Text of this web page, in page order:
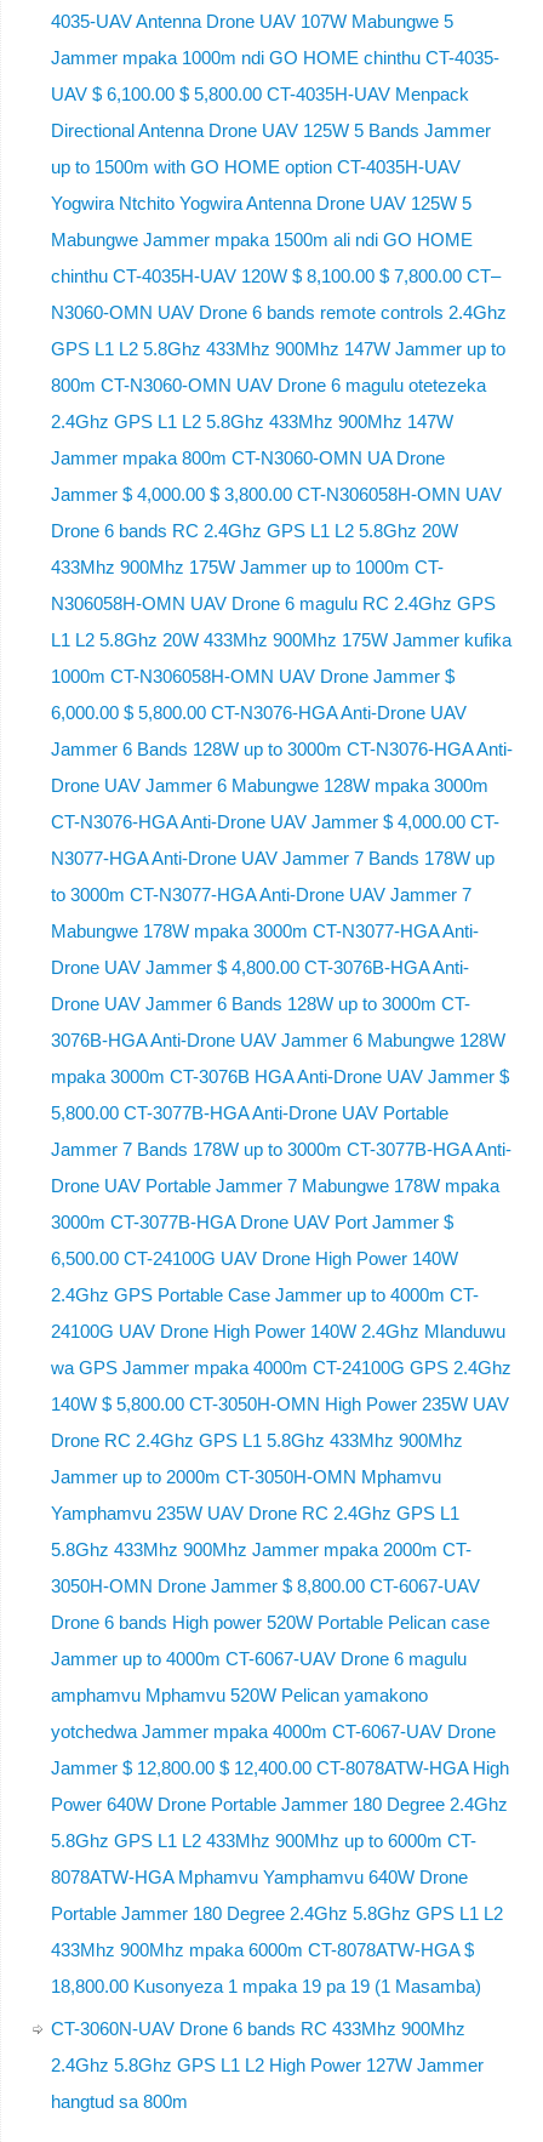
4035-UAV Antenna Drone UAV 107W Mabungwe 5
Jammer mpaka 1000m ndi GO HOME chinthu CT-4035-
UAV $ 6,100.00 $ 5,800.00 CT-4035H-UAV Menpack
Directional Antenna Drone UAV 125W 5 Bands Jammer
up to 1500m with GO HOME option CT-4035H-UAV
Yogwira Ntchito Yogwira Antenna Drone UAV 125W 5
Mabungwe Jammer mpaka 1500m ali ndi GO HOME
chinthu CT-4035H-UAV 120W $ 8,100.00 $ 7,800.00 CT–
N3060-OMN UAV Drone 6 bands remote controls 2.4Ghz
GPS L1 L2 5.8Ghz 433Mhz 900Mhz 147W Jammer up to
800m CT-N3060-OMN UAV Drone 6 magulu otetezeka
2.4Ghz GPS L1 L2 5.8Ghz 433Mhz 900Mhz 147W
Jammer mpaka 800m CT-N3060-OMN UA Drone
Jammer $ 4,000.00 $ 3,800.00 CT-N306058H-OMN UAV
Drone 6 bands RC 2.4Ghz GPS L1 L2 5.8Ghz 20W
433Mhz 900Mhz 175W Jammer up to 1000m CT-
N306058H-OMN UAV Drone 6 magulu RC 2.4Ghz GPS
L1 L2 5.8Ghz 20W 433Mhz 900Mhz 175W Jammer kufika
1000m CT-N306058H-OMN UAV Drone Jammer $
6,000.00 $ 5,800.00 CT-N3076-HGA Anti-Drone UAV
Jammer 6 Bands 128W up to 3000m CT-N3076-HGA ​​Anti-
Drone UAV Jammer 6 Mabungwe 128W mpaka 3000m
CT-N3076-HGA ​​Anti-Drone UAV Jammer $ 4,000.00 CT-
N3077-HGA Anti-Drone UAV Jammer 7 Bands 178W up
to 3000m CT-N3077-HGA Anti-Drone UAV Jammer 7
Mabungwe 178W mpaka 3000m CT-N3077-HGA Anti-
Drone UAV Jammer $ 4,800.00 CT-3076B-HGA Anti-
Drone UAV Jammer 6 Bands 128W up to 3000m CT-
3076B-HGA Anti-Drone UAV Jammer 6 Mabungwe 128W
mpaka 3000m CT-3076B HGA Anti-Drone UAV Jammer $
5,800.00 CT-3077B-HGA Anti-Drone UAV Portable
Jammer 7 Bands 178W up to 3000m CT-3077B-HGA Anti-
Drone UAV Portable Jammer 7 Mabungwe 178W mpaka
3000m CT-3077B-HGA Drone UAV Port Jammer $
6,500.00 CT-24100G UAV Drone High Power 140W
2.4Ghz GPS Portable Case Jammer up to 4000m CT-
24100G UAV Drone High Power 140W 2.4Ghz Mlanduwu
wa GPS Jammer mpaka 4000m CT-24100G GPS 2.4Ghz
140W $ 5,800.00 CT-3050H-OMN High Power 235W UAV
Drone RC 2.4Ghz GPS L1 5.8Ghz 433Mhz 900Mhz
Jammer up to 2000m CT-3050H-OMN Mphamvu
Yamphamvu 235W UAV Drone RC 2.4Ghz GPS L1
5.8Ghz 433Mhz 900Mhz Jammer mpaka 2000m CT-
3050H-OMN Drone Jammer $ 8,800.00 CT-6067-UAV
Drone 6 bands High power 520W Portable Pelican case
Jammer up to 4000m CT-6067-UAV Drone 6 magulu
amphamvu Mphamvu 520W Pelican yamakono
yotchedwa Jammer mpaka 4000m CT-6067-UAV Drone
Jammer $ 12,800.00 $ 12,400.00 CT-8078ATW-HGA High
Power 640W Drone Portable Jammer 180 Degree 2.4Ghz
5.8Ghz GPS L1 L2 433Mhz 900Mhz up to 6000m CT-
8078ATW-HGA Mphamvu Yamphamvu 640W Drone
Portable Jammer 180 Degree 2.4Ghz 5.8Ghz GPS L1 L2
433Mhz 900Mhz mpaka 6000m CT-8078ATW-HGA $
18,800.00 Kusonyeza 1 mpaka 19 pa 19 (1 Masamba)
CT-3060N-UAV Drone 6 bands RC 433Mhz 900Mhz
2.4Ghz 5.8Ghz GPS L1 L2 High Power 127W Jammer
hangtud sa 800m